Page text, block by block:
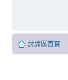
討論區首頁